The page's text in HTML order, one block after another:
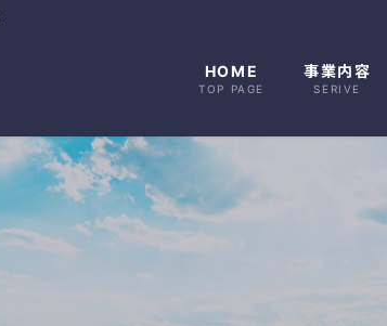
HOME
TOP PAGE
事業内容
SERIVE